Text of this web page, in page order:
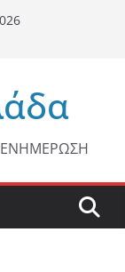
ΕΝΗΜΕΡΩΣΗ